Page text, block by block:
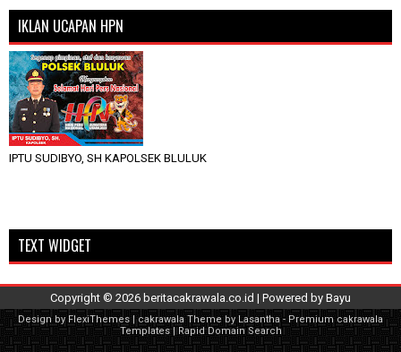
IKLAN UCAPAN HPN
IPTU SUDIBYO, SH KAPOLSEK BLULUK
TEXT WIDGET
Copyright © 2026 beritacakrawala.co.id | Powered by Bayu
Design by FlexiThemes| cakrawala Theme byLasantha -Premium cakrawala
Templates| Rapid Domain Search